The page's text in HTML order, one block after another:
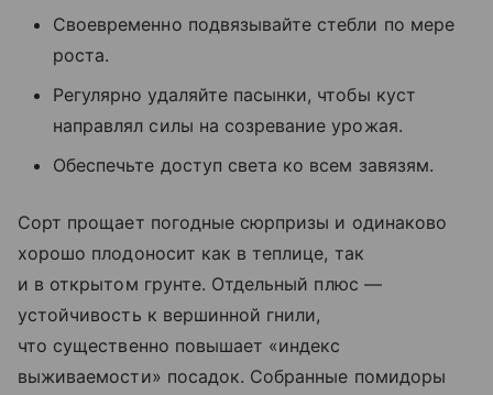
Своевременно подвязывайте стебли по мере
роста.
Регулярно удаляйте пасынки, чтобы куст
направлял силы на созревание урожая.
Обеспечьте доступ света ко всем завязям.
Сорт прощает погодные сюрпризы и одинаково
хорошо плодоносит как в теплице, так
и в открытом грунте. Отдельный плюс —
устойчивость к вершинной гнили,
что существенно повышает «индекс
выживаемости» посадок. Собранные помидоры